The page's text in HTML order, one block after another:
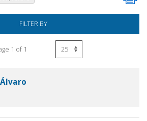
FILTER BY
1 of 1